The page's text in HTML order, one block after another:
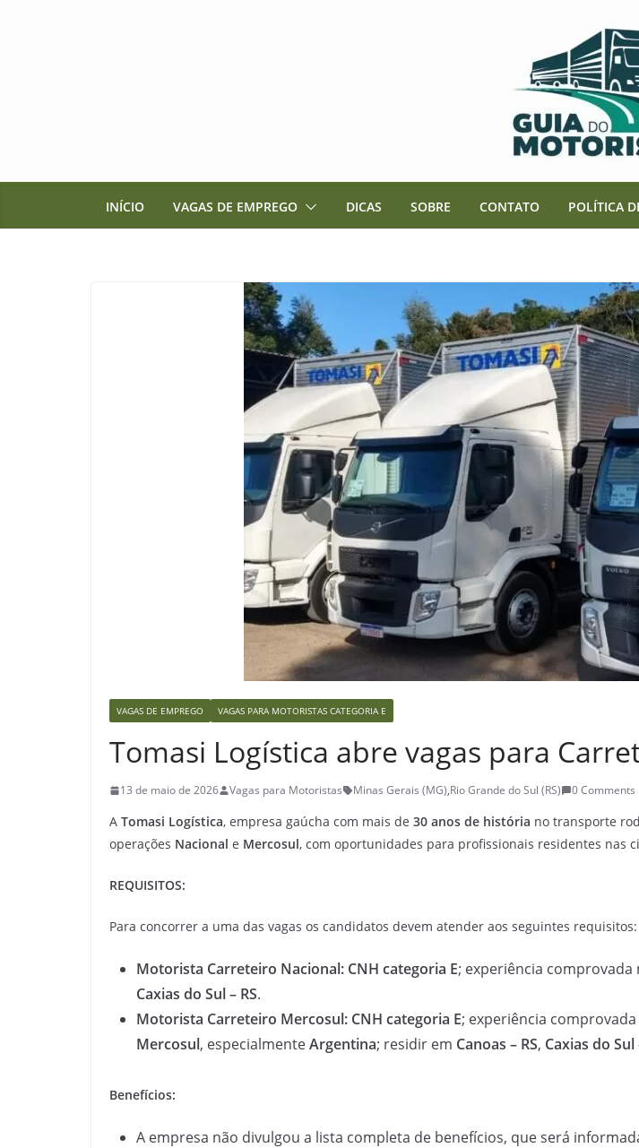
INÍCIO VAGAS DE EMPREGO DICAS SOBRE CONTATO POLÍTICA
VAGAS DE EMPREGO VAGAS PARA MOTORISTAS CATEGORIA E
Tomasi Logística abre vagas para
13 de maio de 2026 Vagas para Motoristas Minas Gerais (MG),Rio Grande do Sul (RS) 0 Comments
A Tomasi Logística, empresa gaúcha com mais de 30 anos de história no transporte
operações Nacional e Mercosul, com oportunidades para profissionais residentes nas
REQUISITOS:
Para concorrer a uma das vagas os candidatos devem atender aos seguintes requisitos:
Motorista Carreteiro Nacional: CNH categoria E; experiência
Caxias do Sul – RS.
Motorista Carreteiro Mercosul: CNH categoria E; experiência
Mercosul, especialmenteArgentina; residir em Canoas – RS, Caxias do Sul
Benefícios:
A empresa não divulgou a lista completa de benefícios, que será